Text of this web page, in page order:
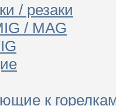
/ резаки
/ MAG
к